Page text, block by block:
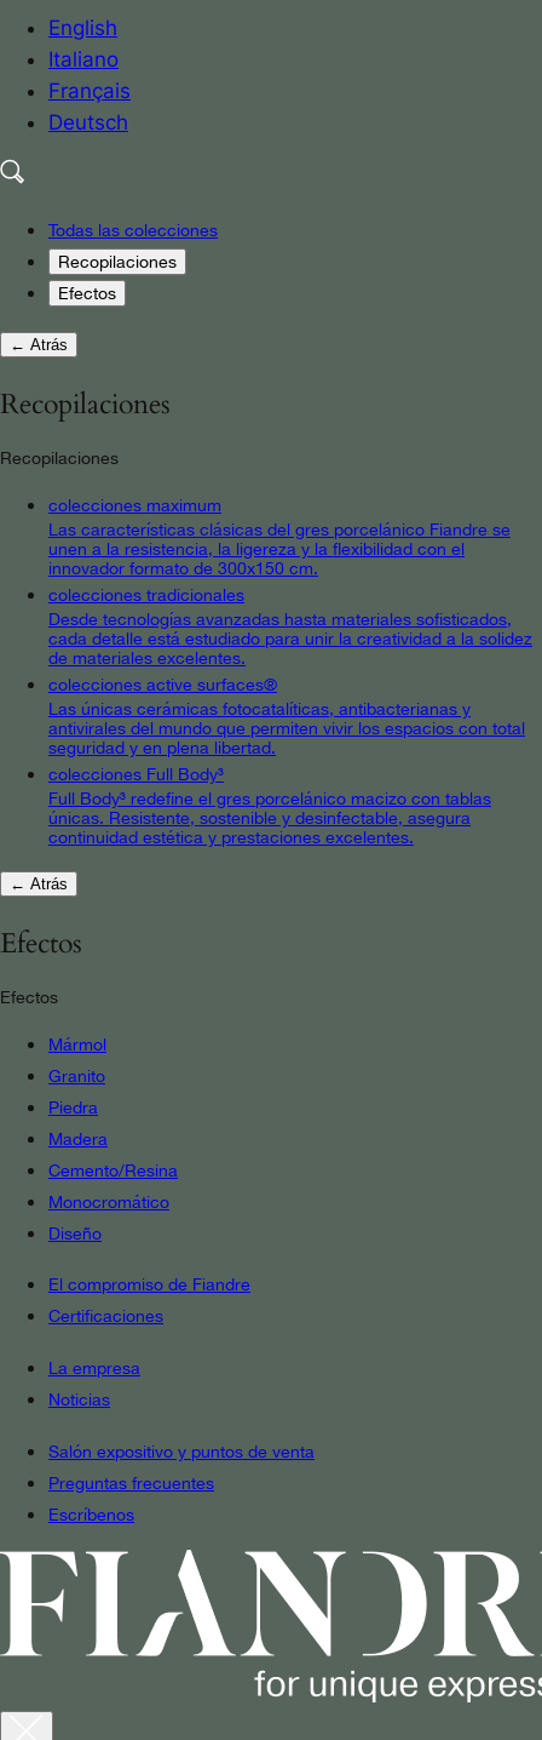
English
Italiano
Français
Deutsch
Todas las colecciones
Recopilaciones
Efectos
← Atrás
Recopilaciones
Recopilaciones
colecciones maximum
Las características clásicas del gres porcelánico Fiandre se
unen a la resistencia, la ligereza y la flexibilidad con el
innovador formato de 300x150 cm.
colecciones tradicionales
Desde tecnologías avanzadas hasta materiales sofisticados,
cada detalle está estudiado para unir la creatividad a la solidez
de materiales excelentes.
colecciones active surfaces®
Las únicas cerámicas fotocatalíticas, antibacterianas y
antivirales del mundo que permiten vivir los espacios con total
seguridad y en plena libertad.
colecciones Full Body³
Full Body³ redefine el gres porcelánico macizo con tablas
únicas. Resistente, sostenible y desinfectable, asegura
continuidad estética y prestaciones excelentes.
← Atrás
Efectos
Efectos
Mármol
Granito
Piedra
Madera
Cemento/Resina
Monocromático
Diseño
El compromiso de Fiandre
Certificaciones
La empresa
Noticias
Salón expositivo y puntos de venta
Preguntas frecuentes
Escríbenos